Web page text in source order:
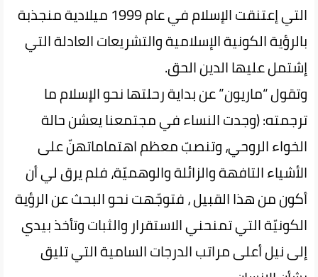
التي إعتنقت الإسلام في عام 1999 ميلادية منجذبة
بالرؤية الكونية الإسلامية والتشريعات العادلة التي
إشتمل عليها الدين الحق.
وتقول “ماريون” عن بداية رحلتها نحو الإسلام ما
ترجمته: (وجدت النساء في مجتمعنا يعشن حالة
الخواء الروحي، وتنصبّ معظم اهتماماتهنّ على
الأشياء التافهة والزائلة والوهميّة، فلم يرق لي أن
أكون من هذا القبيل ، فتوجّهت نحو البحث عن الرؤية
الكونيّة التي تمنحني الاستقرار والثبات وتأخذ بيدي
إلى نيل أعلى مراتب الدرجات السامية التي تليق